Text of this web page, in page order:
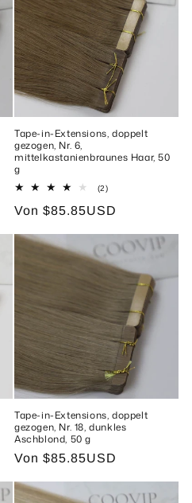
Tape-in-Extensions, doppelt
gezogen, Nr. 6,
mittelkastanienbraunes Haar, 50
g
(2)2
insgesamt
Normaler
Von $85.85USD
Tape-in-Extensions, doppelt
gezogen, Nr. 18, dunkles
Aschblond, 50 g
Normaler
Von $85.85USD